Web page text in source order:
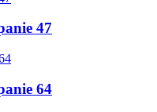
47
64